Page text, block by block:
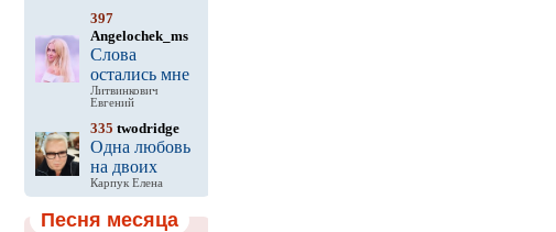
397
Angelochek_ms
Слова
остались мне
Литвинкович
Евгений
335 twodridge
Одна любовь
на двоих
Карпук Елена
Песня месяца